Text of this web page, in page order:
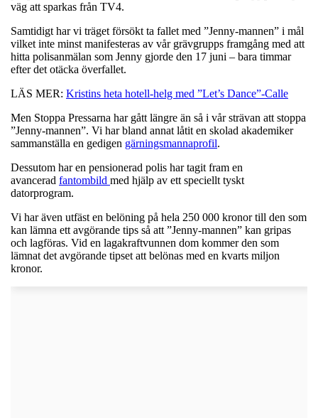
väg att sparkas från TV4.
Samtidigt har vi träget försökt ta fallet med ”Jenny-mannen” i mål
vilket inte minst manifesteras av vår grävgrupps framgång med att
hitta polisanmälan som Jenny gjorde den 17 juni – bara timmar
efter det otäcka överfallet.
LÄS MER: Kristins heta hotell-helg med ”Let’s Dance”-Calle
Men Stoppa Pressarna har gått längre än så i vår strävan att stoppa
”Jenny-mannen”. Vi har bland annat låtit en skolad akademiker
sammanställa en gedigen gärningsmannaprofil.
Dessutom har en pensionerad polis har tagit fram en
avancerad fantombild med hjälp av ett speciellt tyskt
datorprogram.
Vi har även utfäst en belöning på hela 250 000 kronor till den som
kan lämna ett avgörande tips så att ”Jenny-mannen” kan gripas
och lagföras. Vid en lagakraftvunnen dom kommer den som
lämnat det avgörande tipset att belönas med en kvarts miljon
kronor.